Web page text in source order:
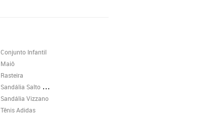
Conjunto Infantil
Maiô
Rasteira
Sandália Salto Grosso
Sandália Vizzano
Tênis Adidas